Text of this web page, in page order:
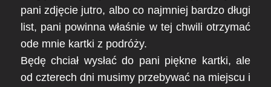
pani zdjęcie jutro, albo co najmniej bardzo długi
list, pani powinna właśnie w tej chwili otrzymać
ode mnie kartki z podróży.
Będę chciał wysłać do pani piękne kartki, ale
od czterech dni musimy przebywać na miejscu i